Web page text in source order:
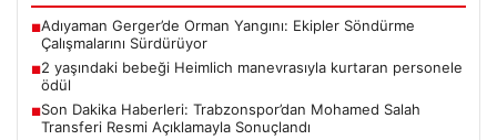
■Adıyaman Gerger’de Orman Yangını: Ekipler Söndürme
Çalışmalarını Sürdürüyor
■2 yaşındaki bebeği Heimlich manevrasıyla kurtaran personele
ödül
■Son Dakika Haberleri: Trabzonspor’dan Mohamed Salah
Transferi Resmi Açıklamayla Sonuçlandı